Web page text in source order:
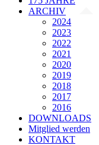
ARCHIV
2024
2023
2022
2021
2020
2019
2018
2017
2016
DOWNLOADS
Mitglied werden
KONTAKT